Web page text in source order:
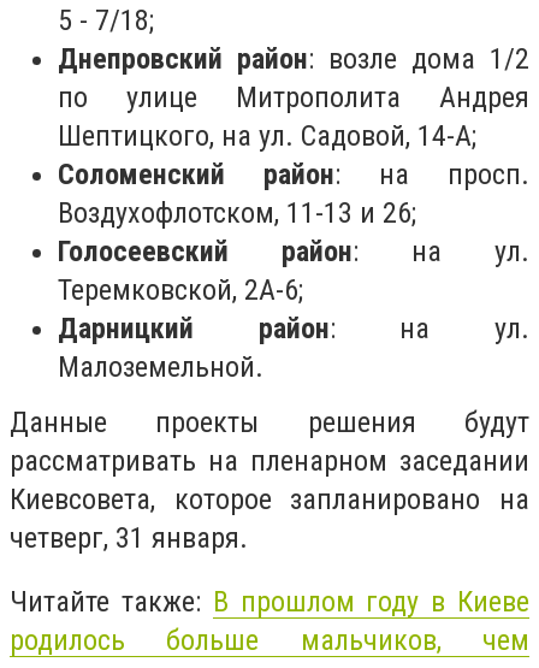
5 - 7/18;
Днепровский район: возле дома 1/2
по улице Митрополита Андрея
Шептицкого, на ул. Садовой, 14-А;
Соломенский район: на просп.
Воздухофлотском, 11-13 и 26;
Голосеевский район: на ул.
Теремковской, 2А-6;
Дарницкий район: на ул.
Малоземельной.
Данные проекты решения будут
рассматривать на пленарном заседании
Киевсовета, которое запланировано на
четверг, 31 января.
Читайте также: В прошлом году в Киеве
родилось больше мальчиков, чем